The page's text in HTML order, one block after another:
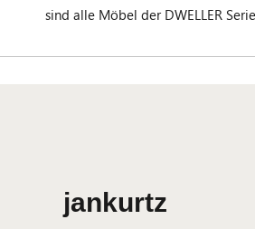
sind alle Möbel der DWELLER
jankurtz